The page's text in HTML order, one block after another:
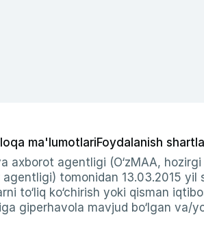
ma'lumotlariFoydalanish
axborot agentligi (O‘zMAA,
tomonidan 13.03.2015
to‘liq ko‘chirish yoki qisman
giperhavola mavjud bo‘lgan va/